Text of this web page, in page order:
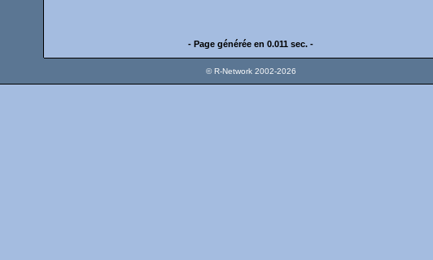
- Page générée en 0.011 sec. -
© R-Network 2002-2026